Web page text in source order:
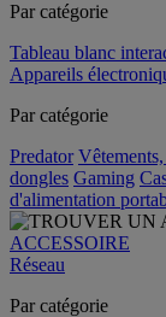
Par catégorie
Tableau blanc
Appareils
Par catégorie
Predator
dongles Gaming
d'alimentation
ACCESSOIRE
Réseau
Par catégorie